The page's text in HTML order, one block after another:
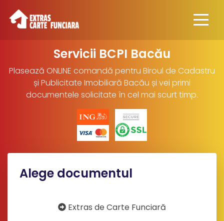
Servicii BCPI Bacău
Plasează ONLINE comandă pentru Biroul de Cadastru
și Publicitate Imobiliară Bacău și vei primi
documentele solicitate în cel mai scurt timp.
Alege documentul
Extras de Carte Funciară